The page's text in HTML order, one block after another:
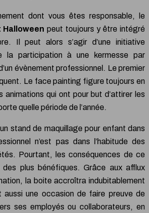
dont vous êtes responsable, le
Halloweenpeut toujours y être intégré
Il peut alors s’agir d’une initiative
la participation à une kermesse par
évènement professionnel. Le premier
Le face painting figure toujours en
animations qui ont pour but d’attirer les
quelle période de l’année.
stand de maquillage pour enfant dans
n’est pas dans l’habitude des
Pourtant, les conséquences de ce
plus bénéfiques. Grâce aux afflux
la boite accroîtra indubitablement
aussi une occasion de faire preuve de
ses employés ou collaborateurs, en